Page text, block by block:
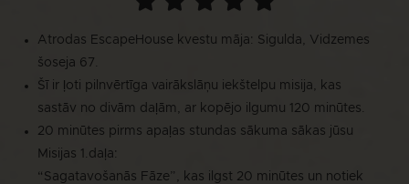
Atrodas EscapeHouse kvestu māja: Sigulda, Vidzemes
šoseja 67.
Šī ir ļoti pilnvērtīga vairākslāņu iekštelpu misija, kas
sastāv no divām daļām, ar kopējo ilgumu 120 minūtes.
20 minūtes pirms apaļas stundas sākuma sākas jūsu
Misijas 1.daļa:
“Sagatavošanās Fāze”, kas ilgst 20 minūtes un notiek